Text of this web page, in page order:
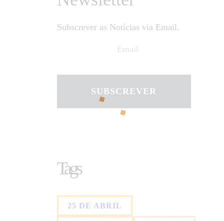
Subscrever as Notícias via Email.
SUBSCREVER
Tags
25 DE ABRIL